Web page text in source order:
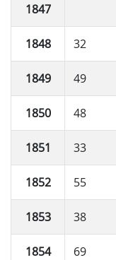
1847
1848 32
1849 49
1850 48
1851 33
1852 55
1853 38
1854 69